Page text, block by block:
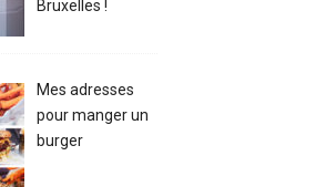
Bruxelles !
Mes adresses
pour manger un
burger